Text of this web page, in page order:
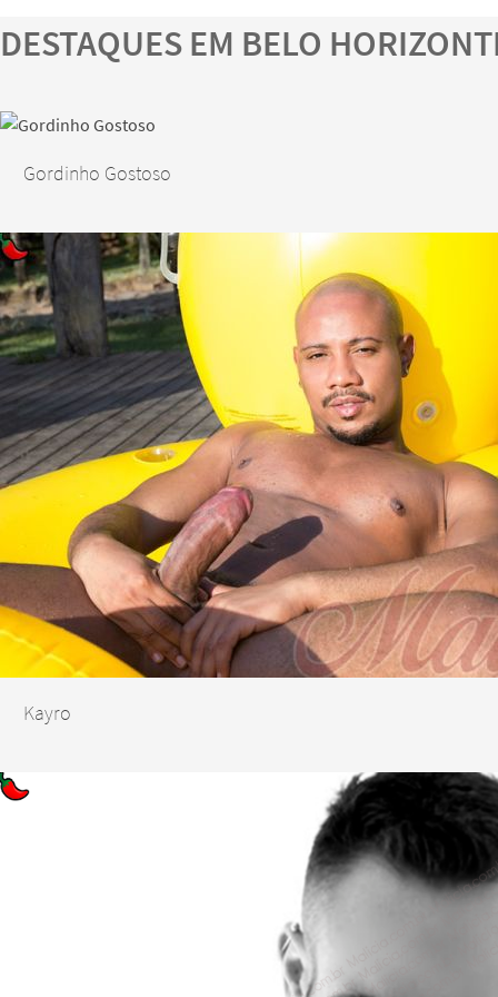
DESTAQUES EM BELO
Gordinho Gostoso
Kayro